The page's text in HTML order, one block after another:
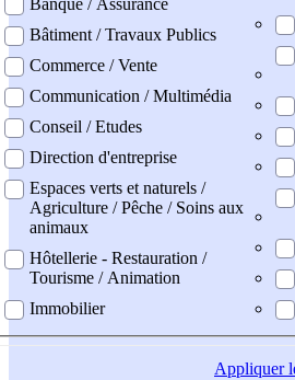
Bâtiment / Travaux Publics
Commerce / Vente
Communication / Multimédia
Conseil / Etudes
Direction d'entreprise
Espaces verts et naturels /
Agriculture / Pêche / Soins aux
animaux
Hôtellerie - Restauration /
Tourisme / Animation
Immobilier
Appliquer